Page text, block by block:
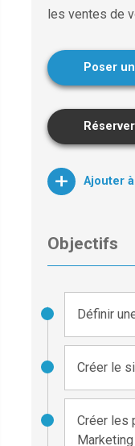
les ventes de
Poser
Ajouter
Objectifs
Définir
Créer le
Créer les
Marketing